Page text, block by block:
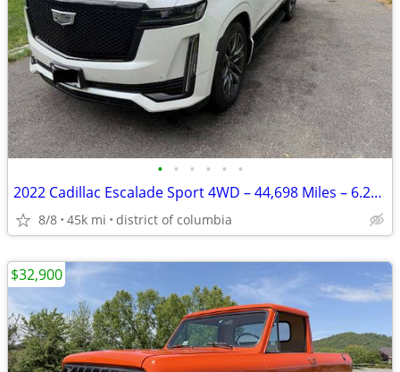
• • • • • •
2022 Cadillac Escalade Sport 4WD – 44,698 Miles – 6.2L V8 – Loaded
8/8 45k mi district of columbia
$32,900